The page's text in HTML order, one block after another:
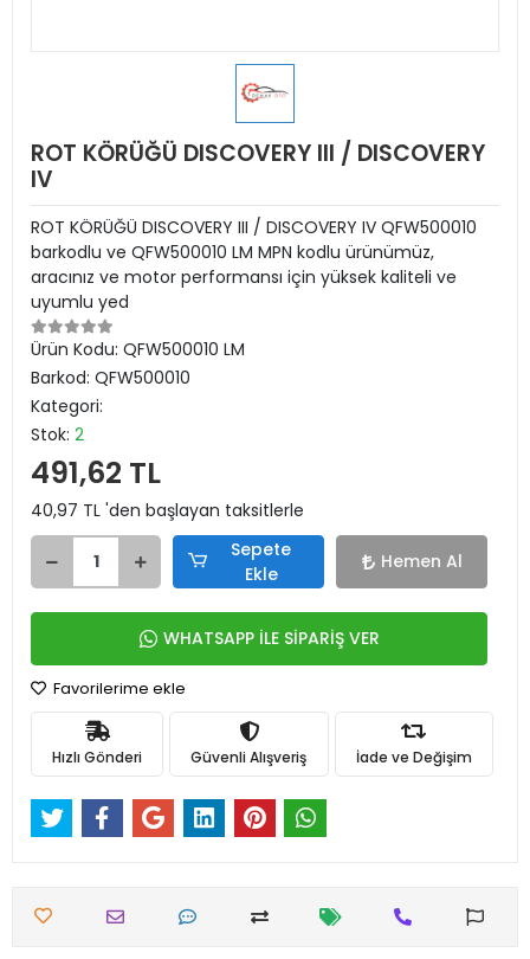
ROT KÖRÜĞÜ DISCOVERY III / DISCOVERY
IV
ROT KÖRÜĞÜ DISCOVERY III / DISCOVERY IV QFW500010
barkodlu ve QFW500010 LM MPN kodlu ürünümüz,
aracınız ve motor performansı için yüksek kaliteli ve
uyumlu yed
Ürün Kodu: QFW500010 LM
Barkod: QFW500010
Kategori:
Stok: 2
491,62 TL
40,97 TL 'den başlayan taksitlerle
Sepete
Ekle
Hemen Al
WHATSAPP İLE SİPARİŞ VER
Favorilerime ekle
Hızlı Gönderi Güvenli Alışveriş İade ve Değişim